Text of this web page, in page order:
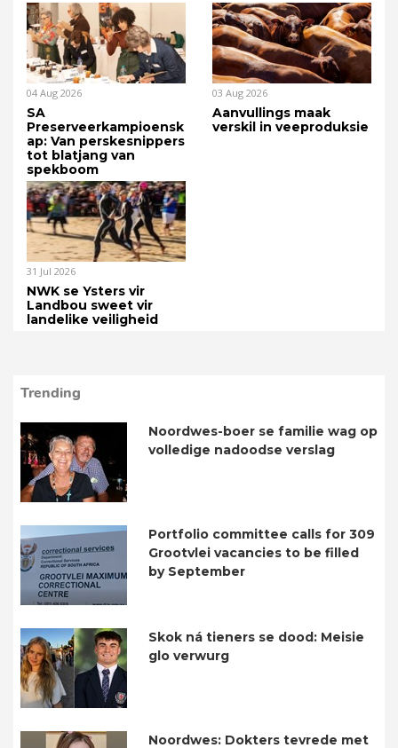
04 Aug 2026
SA
Preserveerkampioensk
ap: Van perskesnippers
tot blatjang van
spekboom
03 Aug 2026
Aanvullings maak
verskil in veeproduksie
31 Jul 2026
NWK se Ysters vir
Landbou sweet vir
landelike veiligheid
Trending
Noordwes-boer se familie wag op
volledige nadoodse verslag
Portfolio committee calls for 309
Grootvlei vacancies to be filled
by September
Skok ná tieners se dood: Meisie
glo verwurg
Noordwes: Dokters tevrede met